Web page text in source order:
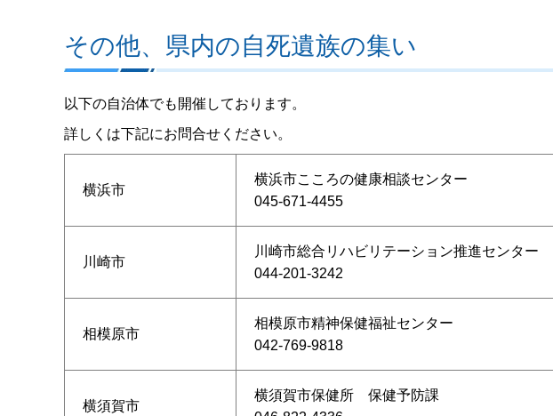
その他、県内の自死遺族の集い
以下の自治体でも開催しております。
詳しくは下記にお問合せください。
横浜市
横浜市こころの健康相談センター
045-671-4455
川崎市
川崎市総合リハビリテーション推進センター
044-201-3242
相模原市
相模原市精神保健福祉センター
042-769-9818
横須賀市
横須賀市保健所 保健予防課